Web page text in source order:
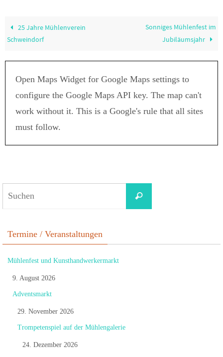
25 Jahre Mühlenverein
Schweindorf
Sonniges Mühlenfest im
Jubiläumsjahr
Open Maps Widget for Google Maps settings to
configure the Google Maps API key. The map can't
work without it. This is a Google's rule that all sites
must follow.
Termine / Veranstaltungen
Mühlenfest und Kunsthandwerkermarkt
9. August 2026
Adventsmarkt
29. November 2026
Trompetenspiel auf der Mühlengalerie
24. Dezember 2026